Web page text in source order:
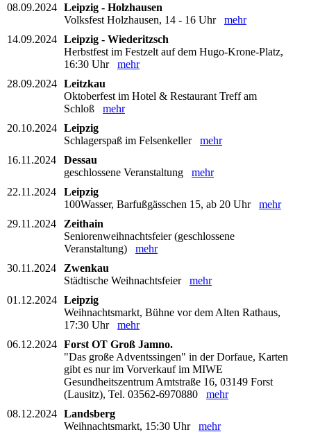
08.09.2024 Leipzig - Holzhausen
Volksfest Holzhausen, 14 - 16 Uhr mehr
14.09.2024 Leipzig - Wiederitzsch
Herbstfest im Festzelt auf dem Hugo-Krone-Platz,
16:30 Uhr mehr
28.09.2024 Leitzkau
Oktoberfest im Hotel & Restaurant Treff am
Schloß mehr
20.10.2024 Leipzig
Schlagerspaß im Felsenkeller mehr
16.11.2024
Dessau
geschlossene Veranstaltung mehr
22.11.2024
Leipzig
100Wasser, Barfußgässchen 15, ab 20 Uhr mehr
29.11.2024
Zeithain
Seniorenweihnachtsfeier (geschlossene
Veranstaltung) mehr
30.11.2024
Zwenkau
Städtische Weihnachtsfeier mehr
01.12.2024 Leipzig
Weihnachtsmarkt, Bühne vor dem Alten Rathaus,
17:30 Uhr mehr
06.12.2024 Forst OT Groß Jamno.
"Das große Adventssingen" in der Dorfaue, Karten
gibt es nur im Vorverkauf im MIWE
Gesundheitszentrum Amtstraße 16, 03149 Forst
(Lausitz), Tel. 03562-6970880 mehr
08.12.2024 Landsberg
Weihnachtsmarkt, 15:30 Uhr mehr